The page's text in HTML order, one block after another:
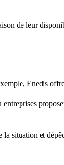
de leur
Enedis
situation et